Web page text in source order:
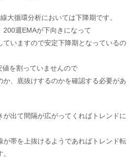
大循環分析においては下降期です。
200週EMAが下向きになって
ていますので安定下降期となっているの
を割っていませんので
か、底抜けするのかを確認する必要があ
が出て間隔が広がってくればトレンドに
が帯を上抜けるようであればトレンド転